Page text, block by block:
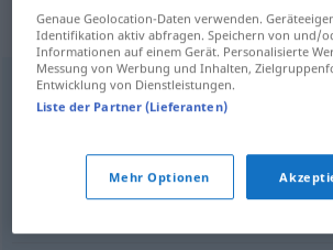
Synonyme für
verborgen
feinsinnig,subtil
Genaue Geolocation-Daten verwenden.
Identifikation aktiv abfragen. Speichern von und/
Informationen auf einem Gerät. Personalisierte
Messung von Werbung und Inhalten,
Entwicklung von Dienstleistungen.
Liste der Partner (Lieferanten)
Mehr Optionen